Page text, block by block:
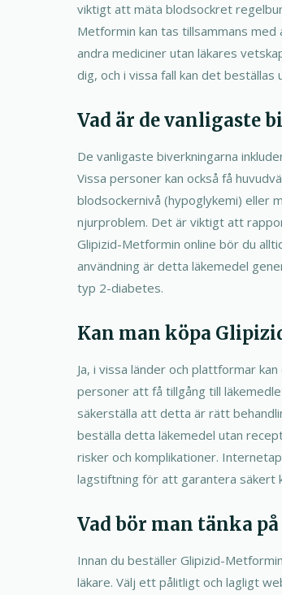
viktigt att mäta blodsockret
Metformin kan tas tillsammans
andra mediciner utan läkares
dig, och i vissa fall kan det
Vad är de vanligaste
De vanligaste biverkningarna
Vissa personer kan också få
blodsockernivå (hypoglykemi) eller
njurproblem. Det är viktigt att
Glipizid-Metformin online bör du
användning är detta läkemedel
typ 2-diabetes.
Kan man köpa
Ja, i vissa länder och plattformar
personer att få tillgång till
säkerställa att detta är rätt
beställa detta läkemedel utan
risker och komplikationer.
lagstiftning för att garantera säkert
Vad bör man tänka
Innan du beställer Glipizid-
läkare. Välj ett pålitligt och lagligt